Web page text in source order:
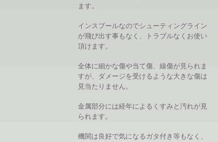
ます。
インスプールなのでシューティングライン
が飛び出す事もなく、トラブルなくお使い
頂けます。
全体に細かな傷や当て傷、線傷が見られま
すが、ダメージを受けるような大きな傷は
見当たりません。
金属部分には経年によるくすみと汚れが見
られます。
機関は良好で気になるガタ付き等もなく、